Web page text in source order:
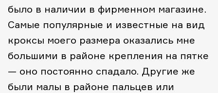
было в наличии в фирменном магазине.
Самые популярные и известные на вид
кроксы моего размера оказались мне
большими в районе крепления на пятке
— оно постоянно спадало. Другие же
были малы в районе пальцев или